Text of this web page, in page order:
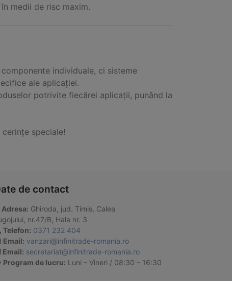
medii de risc maxim.
individuale, ci sisteme
ale aplicației.
potrivite fiecărei aplicații, punând la
speciale!
de contact
Adresa: Ghiroda, jud. Timis, Calea
nr.47/B, Hala nr. 3
Telefon: 0371 232 404
Email: vanzari@infinitrade-romania.ro
Email: secretariat@infinitrade-romania.ro
Program de lucru: Luni – Vineri / 08:30 – 16:30